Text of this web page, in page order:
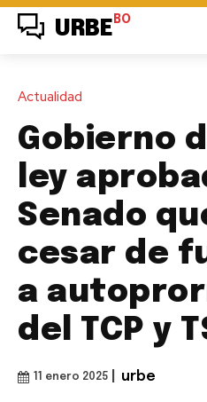
URBE BO
Actualidad
Gobierno
ley
Senado
cesar de
a
del TCP y
11 enero 2025 urbe